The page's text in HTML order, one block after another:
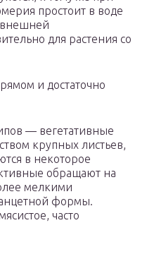
простоит в воде
внешней
для растения со
и достаточно
— вегетативные
крупных листьев,
в некоторое
обращают на
мелкими
формы.
часто